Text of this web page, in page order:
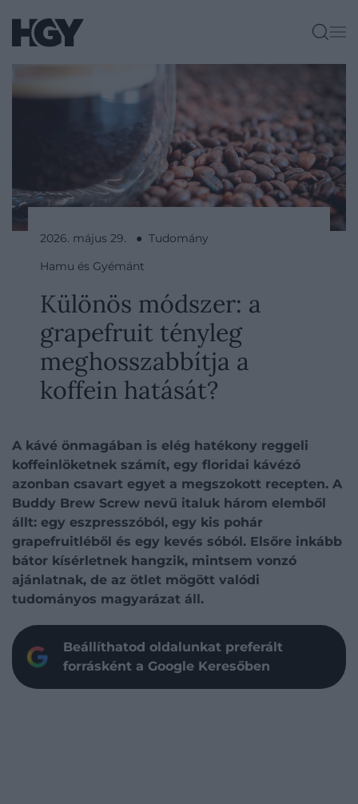
2026. május 29. ● Tudomány
Hamu és Gyémánt
Különös módszer: a
grapefruit tényleg
meghosszabbítja a
koffein hatását?
A kávé önmagában is elég hatékony reggeli
koffeinlöketnek számít, egy floridai kávézó
azonban csavart egyet a megszokott recepten. A
Buddy Brew Screw nevű italuk három elemből
állt: egy eszpresszóból, egy kis pohár
grapefruitléből és egy kevés sóból. Elsőre inkább
bátor kísérletnek hangzik, mintsem vonzó
ajánlatnak, de az ötlet mögött valódi
tudományos magyarázat áll.
Beállíthatod oldalunkat preferált
forrásként a Google Keresőben